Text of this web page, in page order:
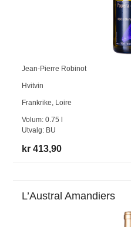
Jean-Pierre Robinot
Hvitvin
Frankrike, Loire
Volum:0.75
Utvalg: BU
kr 413,90
L’Austral Amandiers